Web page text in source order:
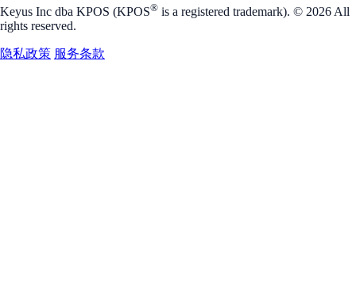
Keyus Inc dba KPOS (KPOS® is a registered trademark). © 2026 All
rights reserved.
隐私政策 服务条款